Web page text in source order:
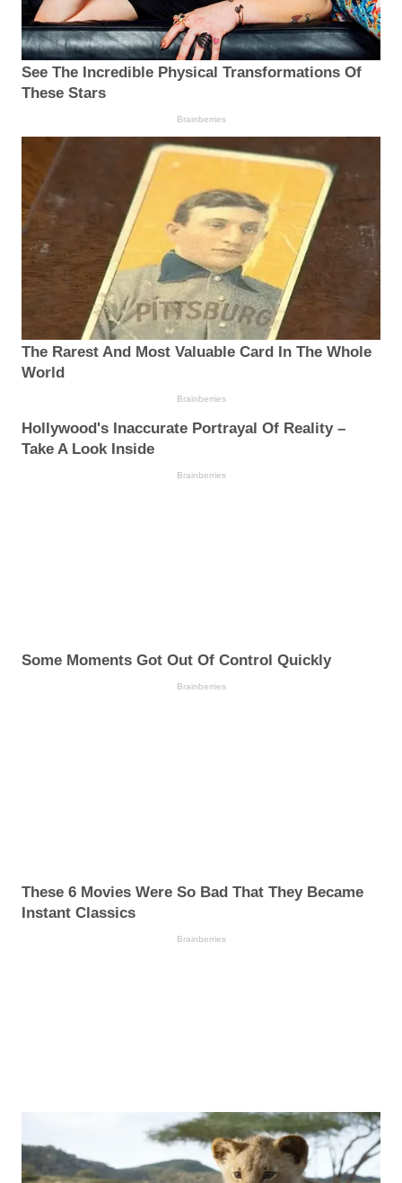
See The Incredible Physical Transformations Of
These Stars
Brainberries
The Rarest And Most Valuable Card In The Whole
World
Brainberries
Hollywood's Inaccurate Portrayal Of Reality –
Take A Look Inside
Brainberries
Some Moments Got Out Of Control Quickly
Brainberries
These 6 Movies Were So Bad That They Became
Instant Classics
Brainberries